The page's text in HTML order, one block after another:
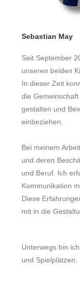
Sebastian May
Seit September
unseren beiden
In dieser Zeit
die
gestalten und
einbeziehen.
Bei meinem
und deren
und Beruf. Ich
Kommunikation
Diese
mit in die
Unterwegs bin
und Spielplätzen.